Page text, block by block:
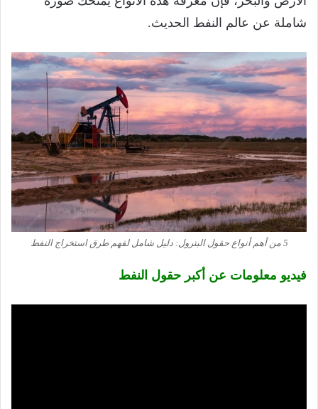
شاملة عن عالم النفط الحديث.
5 من أهم أنواع حقول البترول: دليل شامل لفهم طرق استخراج النفط
فيديو معلومات عن أكبر حقول النفط